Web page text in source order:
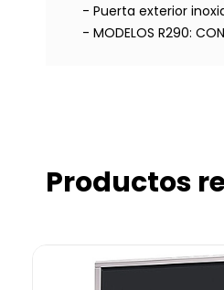
- Puerta exterior
- MODELOS R290:
Productos